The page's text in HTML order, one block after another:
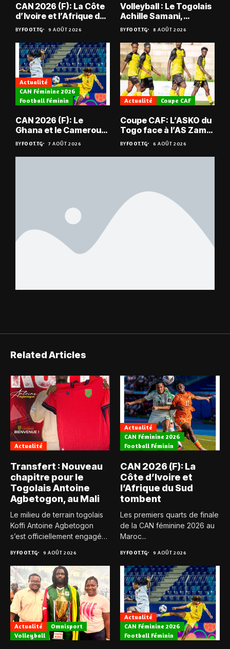
CAN 2026 (F): La Côte
d’Ivoire et l’Afrique du
Sud tombent
BYFOOT.TG 9 AOÛT 2026
Volleyball : Le Togolais
Achille Samani,
champion du Bénin !
BYFOOT.TG 8 AOÛT 2026
Actualité
CAN Féminine 2026
Football Féminin
CAN 2026 (F): Le
Ghana et le Cameroun
en quarts
BYFOOT.TG 7 AOÛT 2026
Actualité Coupe CAF
Coupe CAF: L’ASKO du
Togo face à l’AS Zam
du Niger
BYFOOT.TG 6 AOÛT 2026
Related Articles
Actualité
Transfert : Nouveau
chapitre pour le
Togolais Antoine
Agbetogon, au Mali
Le milieu de terrain togolais
Koffi Antoine Agbetogon
s’est officiellement engagé
BYFOOT.TG 9 AOÛT 2026
Actualité
CAN Féminine 2026
Football Féminin
CAN 2026 (F): La
Côte d’Ivoire et
l’Afrique du Sud
tombent
Les premiers quarts de finale
de la CAN féminine 2026 au
Maroc...
BYFOOT.TG 9 AOÛT 2026
Actualité
Omnisport
Volleyball
Actualité
CAN Féminine 2026
Football Féminin